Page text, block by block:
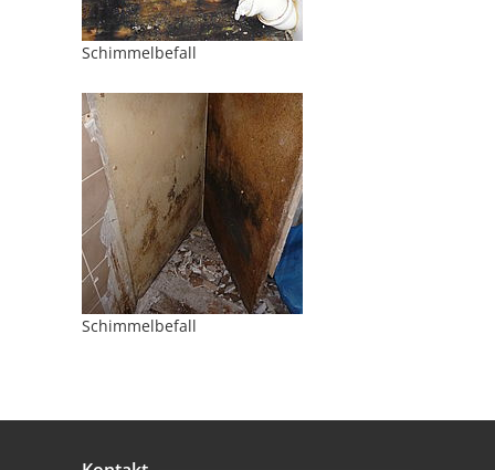
Schimmelbefall
Schimmelbefall